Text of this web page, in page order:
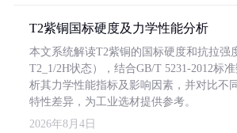
T2紫铜国标硬度及力学性能分析
本文系统解读T2紫铜的国标硬度和抗拉强
T2_1/2H状态），结合GB/T 5231-2012标
析其力学性能指标及影响因素，并对比不
特性差异，为工业选材提供参考。
2026年8月4日